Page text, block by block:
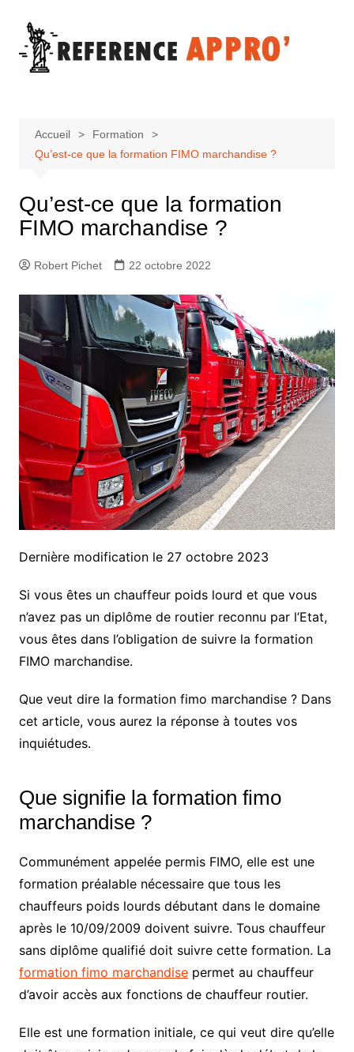
contenu
Accueil
Formation
Qu’est-ce que la formation FIMO marchandise ?
Qu’est-ce que la formation
FIMO marchandise ?
Robert Pichet 22 octobre 2022
Dernière modification le 27 octobre 2023
Si vous êtes un chauffeur poids lourd et que vous
n’avez pas un diplôme de routier reconnu par l’Etat,
vous êtes dans l’obligation de suivre la formation
FIMO marchandise.
Que veut dire la formation fimo marchandise ? Dans
cet article, vous aurez la réponse à toutes vos
inquiétudes.
Que signifie la formation fimo
marchandise ?
Communément appelée permis FIMO, elle est une
formation préalable nécessaire que tous les
chauffeurs poids lourds débutant dans le domaine
après le 10/09/2009 doivent suivre. Tous chauffeur
sans diplôme qualifié doit suivre cette formation. La
formation fimo marchandisepermet au chauffeur
d’avoir accès aux fonctions de chauffeur routier.
Elle est une formation initiale, ce qui veut dire qu’elle